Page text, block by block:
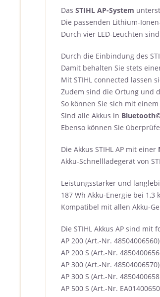
Das STIHL AP-System
Die passenden Lithium-
Durch vier LED-Leuchten
Durch die Einbindung des
Damit behalten Sie stets
Mit STIHL connected lassen
Zudem sind die Ortung und
So können Sie sich mit
Sind alle Akkus in
Ebenso können Sie
Die Akkus STIHL AP mit einer
Akku-Schnellladegerät von
Leistungsstarker und
187 Wh Akku-Energie bei 1,3
Kompatibel mit allen Akku-
Die STIHL Akkus AP sind
AP 200 (Art.-Nr.
AP 200 S (Art.-Nr.
AP 300 (Art.-Nr.
AP 300 S (Art.-Nr.
AP 500 S (Art.-Nr.